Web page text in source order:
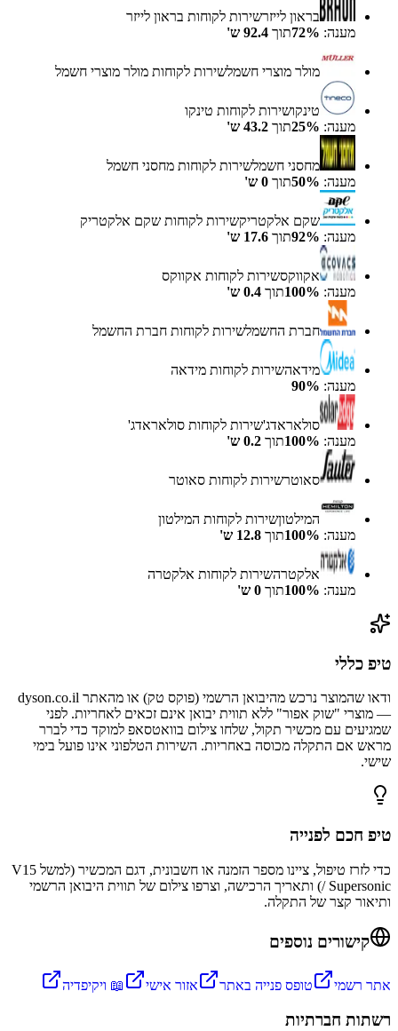
בראון לייזרשירות לקוחות בראון לייזר
מענה:
72% תוך 92.4 ש'
מולר מוצרי חשמלשירות לקוחות מולר מוצרי חשמל
טינקושירות לקוחות טינקו
מענה:
25% תוך 43.2 ש'
מחסני חשמלשירות לקוחות מחסני חשמל
מענה:
50% תוך 0 ש'
שקם אלקטריקשירות לקוחות שקם אלקטריק
מענה:
92% תוך 17.6 ש'
אקווקסשירות לקוחות אקווקס
מענה:
100% תוך 0.4 ש'
חברת החשמלשירות לקוחות חברת החשמל
מידאהשירות לקוחות מידאה
מענה:
90%
סולאראדג'שירות לקוחות סולאראדג'
מענה:
100% תוך 0.2 ש'
סאוטרשירות לקוחות סאוטר
המילטוןשירות לקוחות המילטון
מענה:
100% תוך 12.8 ש'
אלקטרהשירות לקוחות אלקטרה
מענה:
100% תוך 0 ש'
טיפ כללי
ודאו שהמוצר נרכש מהיבואן הרשמי (פוקס טק) או מהאתר dyson.co.il
— מוצרי "שוק אפור" ללא תווית יבואן אינם זכאים לאחריות. לפני
שמגיעים עם מכשיר תקול, שלחו צילום בוואטסאפ למוקד כדי לברר
מראש אם התקלה מכוסה באחריות. השירות הטלפוני אינו פועל בימי
שישי.
טיפ חכם לפנייה
כדי לזרז טיפול, ציינו מספר הזמנה או חשבונית, דגם המכשיר (למשל V15
/ Supersonic) ותאריך הרכישה, וצרפו צילום של תווית היבואן הרשמי
ותיאור קצר של התקלה.
קישורים נוספים
אתר רשמי טופס פנייה באתר אזור אישי 📖 ויקיפדיה
רשתות חברתיות